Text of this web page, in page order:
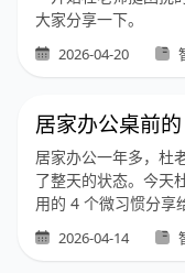
大家分享一下。
2026-04-20
居家办公桌前
居家办公一年多，杜
了整天的状态。今天
用的 4 个微习惯分享
2026-04-14